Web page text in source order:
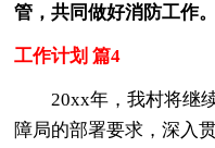
管，共同做好消防工作。
工作计划 篇4
20xx年，我村将继续
障局的部署要求，深入